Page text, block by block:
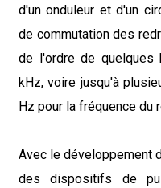
d'un onduleur et d'un
de commutation des
de l'ordre de
kHz, voire jusqu'à
Hz pour la fréquence du
Avec le développement
des dispositifs de